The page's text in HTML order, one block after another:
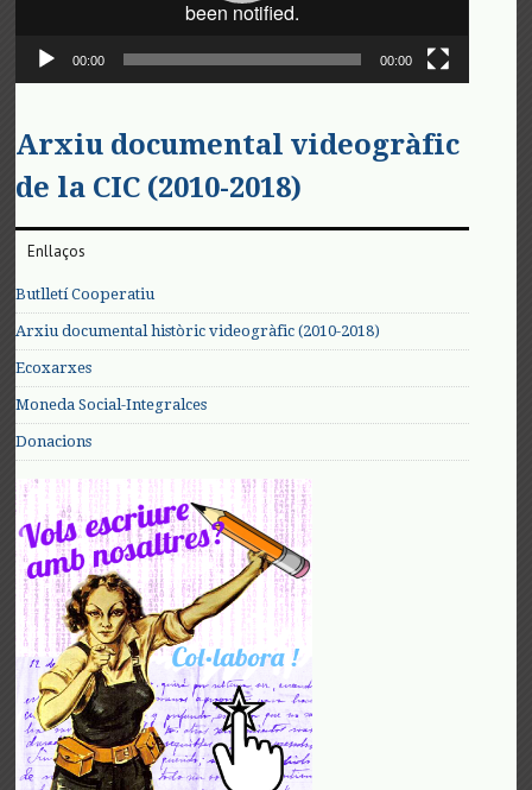
00:00 00:00
Arxiu documental videogràfic
de la CIC (2010-2018)
Enllaços
Butlletí Cooperatiu
Arxiu documental històric videogràfic (2010-2018)
Ecoxarxes
Moneda Social-Integralces
Donacions